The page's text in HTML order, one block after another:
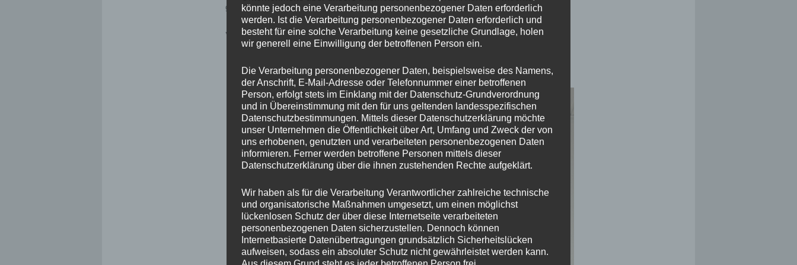
gesorgt.
Verfasst vom Pressewart SC Bisingen, Uli Lörch
könnte jedoch eine Verarbeitung personenbezogener Daten erforderlich
werden. Ist die Verarbeitung personenbezogener Daten erforderlich und
besteht für eine solche Verarbeitung keine gesetzliche Grundlage, holen
wir generell eine Einwilligung der betroffenen Person ein.
Die Verarbeitung personenbezogener Daten, beispielsweise des Namens,
der Anschrift, E-Mail-Adresse oder Telefonnummer einer betroffenen
Person, erfolgt stets im Einklang mit der Datenschutz-Grundverordnung
und in Übereinstimmung mit den für uns geltenden landesspezifischen
Datenschutzbestimmungen. Mittels dieser Datenschutzerklärung möchte
unser Unternehmen die Öffentlichkeit über Art, Umfang und Zweck der von
uns erhobenen, genutzten und verarbeiteten personenbezogenen Daten
informieren. Ferner werden betroffene Personen mittels dieser
Datenschutzerklärung über die ihnen zustehenden Rechte aufgeklärt.
Wir haben als für die Verarbeitung Verantwortlicher zahlreiche technische
und organisatorische Maßnahmen umgesetzt, um einen möglichst
lückenlosen Schutz der über diese Internetseite verarbeiteten
personenbezogenen Daten sicherzustellen. Dennoch können
Internetbasierte Datenübertragungen grundsätzlich Sicherheitslücken
aufweisen, sodass ein absoluter Schutz nicht gewährleistet werden kann.